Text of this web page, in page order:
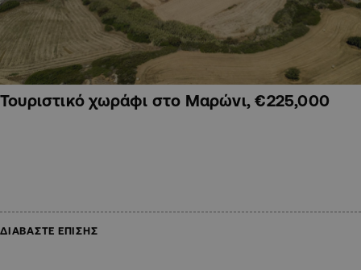
Τουριστικό χωράφι στο Μαρώνι, €225,000
ΔΙΑΒΑΣΤΕ ΕΠΙΣΗΣ